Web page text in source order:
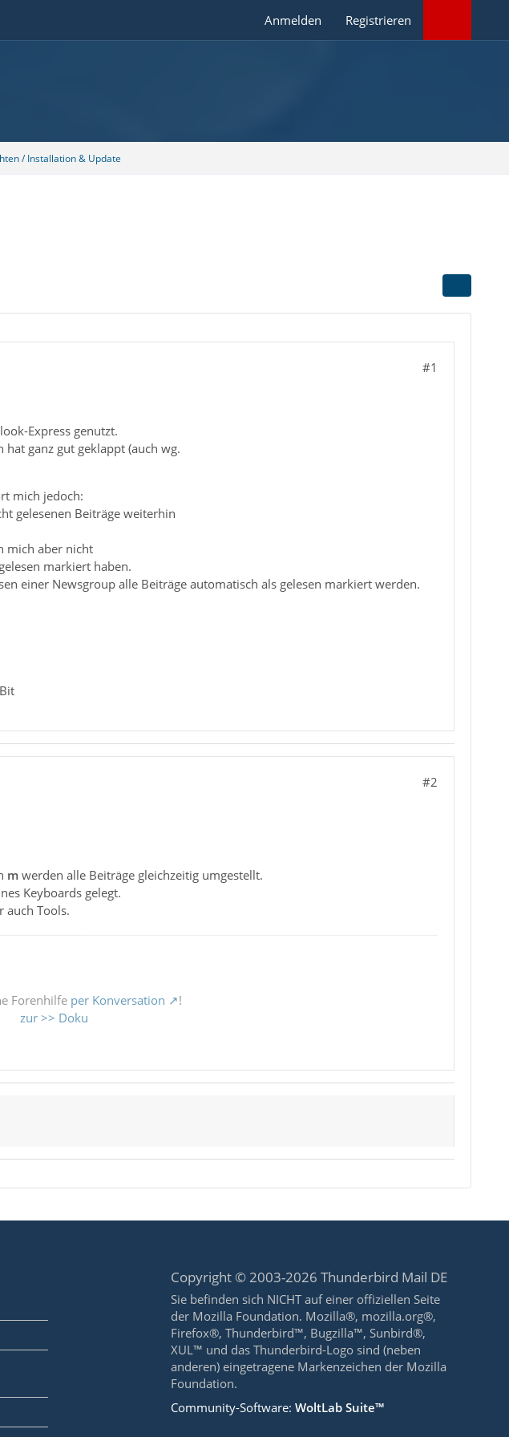
Anmelden Registrieren
/ Installation & Update
#1
Express genutzt.
ganz gut geklappt (auch wg.
mich jedoch:
gelesenen Beiträge weiterhin
mich aber nicht
markiert haben.
einer Newsgroup alle Beiträge automatisch als gelesen markiert werden.
#2
mwerden alle Beiträge gleichzeitig umgestellt.
Keyboards gelegt.
auch Tools.
Forenhilfe per Konversation
!
zur >> Doku
Copyright © 2003-2026 Thunderbird Mail DE
Sie befinden sich NICHT auf einer offiziellen Seite
der Mozilla Foundation. Mozilla®, mozilla.org®,
Firefox®, Thunderbird™, Bugzilla™, Sunbird®,
XUL™ und das Thunderbird-Logo sind (neben
anderen) eingetragene Markenzeichen der Mozilla
Foundation.
Community-Software:WoltLab Suite™